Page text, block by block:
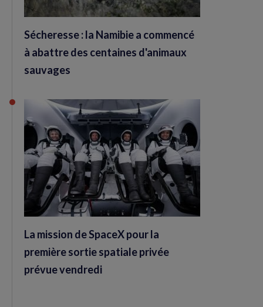
Sécheresse : la Namibie a commencé
à abattre des centaines d'animaux
sauvages
La mission de SpaceX pour la
première sortie spatiale privée
prévue vendredi